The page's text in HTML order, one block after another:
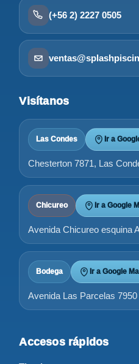
(+56 2) 2227 0505
Visítanos
Las Condes Ir a
Chesterton 7871, Las
Chicureo Ir a Google
Avenida Chicureo esquina
Bodega Ir a Google
Avenida Las Parcelas
Accesos rápidos